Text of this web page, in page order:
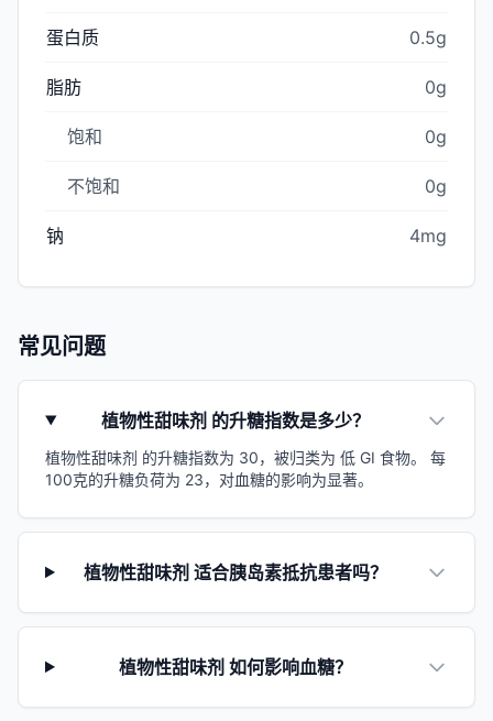
蛋白质 0.5g
脂肪 0g
饱和 0g
不饱和 0g
钠 4mg
常见问题
植物性甜味剂 的升糖指数是多少？
植物性甜味剂 的升糖指数为 30，被归类为 低 GI 食物。 每
100克的升糖负荷为 23，对血糖的影响为显著。
植物性甜味剂 适合胰岛素抵抗患者吗？
植物性甜味剂 如何影响血糖？